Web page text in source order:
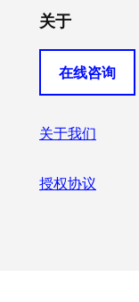
关于
在线咨询
关于我们
授权协议